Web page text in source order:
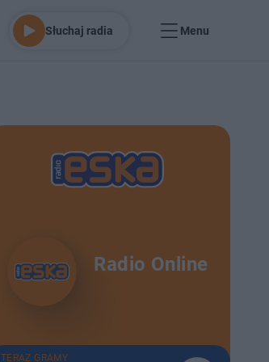
Słuchaj radia Menu
Radio Online
TERAZ GRAMY